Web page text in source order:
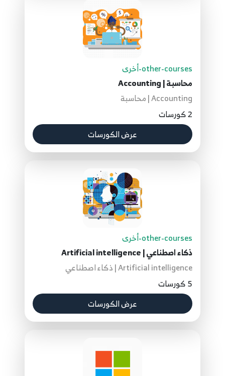
other-courses-أخرى
محاسبة | Accounting
Accounting | محاسبة
2 كورسات
عرض الكورسات
other-courses-أخرى
ذكاء اصطناعي | Artificial intelligence
Artificial intelligence | ذكاء اصطناعي
5 كورسات
عرض الكورسات